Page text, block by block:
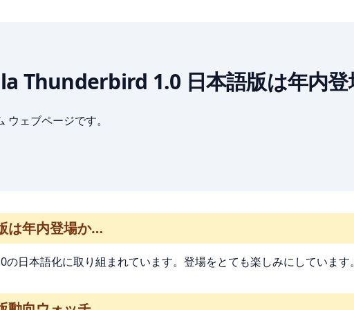
Thunderbird 1.0 日本語版は年内
ウェブページです。
年内登場か…
日本語化に取り組まれています。登場をとても楽しみにしています。